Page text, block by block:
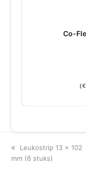
Co-
(€
previous
post:
Leukostrip 13 x 102
mm (6 stuks)